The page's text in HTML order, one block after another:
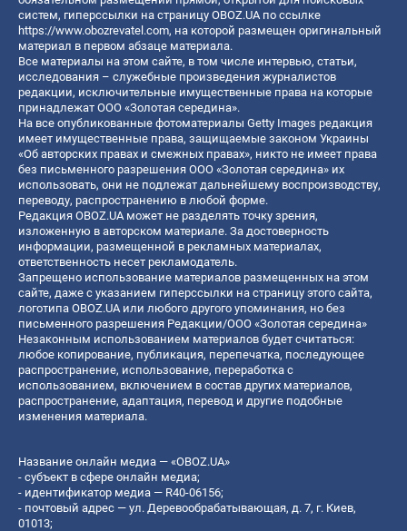
систем, гиперссылки на страницу OBOZ.UA по ссылке
https://www.obozrevatel.com, на которой размещен оригинальный
материал в первом абзаце материала.
Все материалы на этом сайте, в том числе интервью, статьи,
исследования – служебные произведения журналистов
редакции, исключительные имущественные права на которые
принадлежат ООО «Золотая середина».
На все опубликованные фотоматериалы Getty Images редакция
имеет имущественные права, защищаемые законом Украины
«Об авторских правах и смежных правах», никто не имеет права
без письменного разрешения ООО «Золотая середина» их
использовать, они не подлежат дальнейшему воспроизводству,
переводу, распространению в любой форме.
Редакция OBOZ.UA может не разделять точку зрения,
изложенную в авторском материале. За достоверность
информации, размещенной в рекламных материалах,
ответственность несет рекламодатель.
Запрещено использование материалов размещенных на этом
сайте, даже с указанием гиперссылки на страницу этого сайта,
логотипа OBOZ.UA или любого другого упоминания, но без
письменного разрешения Редакции/ООО «Золотая середина»
Незаконным использованием материалов будет считаться:
любое копирование, публикация, перепечатка, последующее
распространение, использование, переработка с
использованием, включением в состав других материалов,
распространение, адаптация, перевод и другие подобные
изменения материала.
Название онлайн медиа — «OBOZ.UA»
- субъект в сфере онлайн медиа;
- идентификатор медиа — R40-06156;
- почтовый адрес — ул. Деревообрабатывающая, д. 7, г. Киев,
01013;